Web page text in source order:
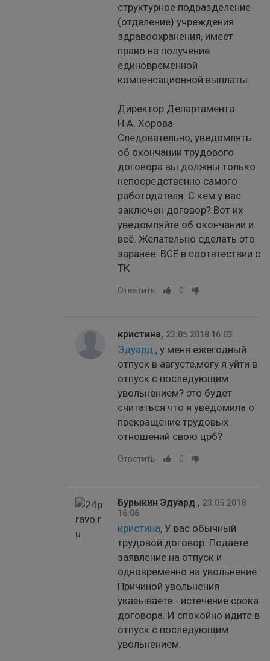
структурное подразделение
(отделение) учреждения
здравоохранения, имеет
право на получение
единовременной
компенсационной выплаты.
Директор Департамента
Н.А. Хорова
Следовательно, уведомлять
об окончании трудового
договора вы должны только
непосредственно самого
работодателя. С кем у вас
заключен договор? Вот их
уведомляйте об окончании и
всё. Желательно сделать это
заранее. ВСЁ в соотвтествии с
ТК
Ответить 0
кристина, 23.05.2018 16:03
Эдуард , у меня ежегодный
отпуск в августе,могу я уйти в
отпуск с последующим
увольнением? это будет
считаться что я уведомила о
прекращение трудовых
отношений свою црб?
Ответить 0
Бурыкин Эдуард , 23.05.2018
16:06
кристина, У вас обычный
трудовой договор. Подаете
заявление на отпуск и
одновременно на увольнение.
Причиной увольнения
указываете - истечение срока
договора. И спокойно идите в
отпуск с последующим
увольнением.